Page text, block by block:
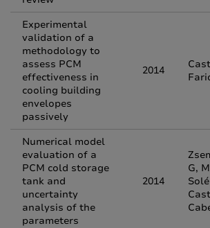
Experimental
validation of a
methodology to
assess PCM
effectiveness in
cooling building
envelopes
passively
2014
Numerical model
evaluation of a
PCM cold storage
tank and
uncertainty
analysis of the
parameters
2014
G,